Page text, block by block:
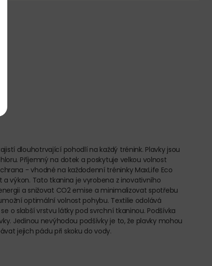
dlouhotrvající pohodlí na každý trénink. Plavky jsou
Příjemný na dotek a poskytuje velkou volnost
- vhodné na každodenní tréninky MaxLife Eco
výkon. Tato tkanina je vyrobena z inovativního
a snižovat CO2 emise a minimalizovat spotřebu
optimální volnost pohybu. Textilie odolává
o slabší vrstvu látky pod svrchní tkaninou. Podšívka
Jedinou nevýhodou podšívky je to, že plavky mohou
jejich pádu při skoku do vody.